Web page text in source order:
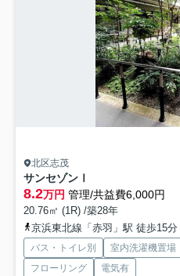
北区志茂
サンセゾンⅠ
8.2万円 管理/共益費6,000円
20.76㎡ (1R) /築28年
京浜東北線「赤羽」駅 徒歩15分
バス・トイレ別 室内洗濯機置場
フローリング
電気有